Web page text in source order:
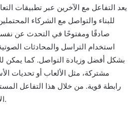
يعد التفاعل مع الآخرين عبر تطبيقات
للبناء والتواصل مع الشركاء
صادقًا ومفتوحًا في التحدث عن نفسه
استخدام التراسل والمحادثات
بشكل أفضل وزيادة التواصل. كما يمكن
مشتركة، مثل الألعاب أو تحديات
رابطة قوية. من خلال هذا التفاعل
الأطراف وتطور علاقة صحية.